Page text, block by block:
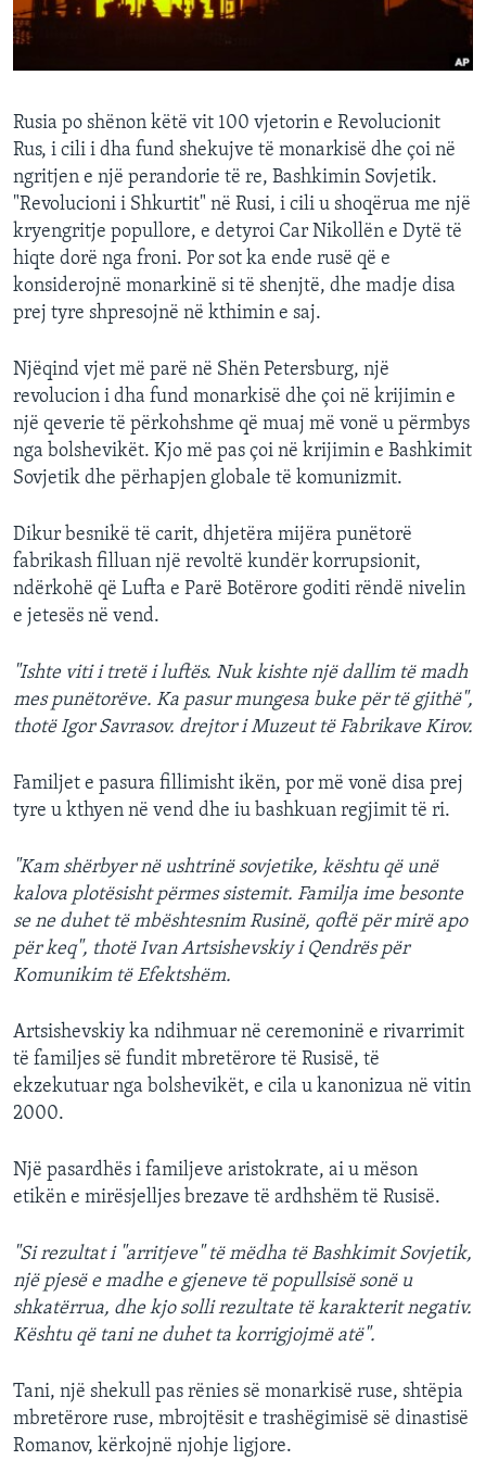
INTERVISTA
Rusia po shënon këtë vit 100 vjetorin e Revolucionit
Rus, i cili i dha fund shekujve të monarkisë dhe çoi në
ngritjen e një perandorie të re, Bashkimin Sovjetik.
"Revolucioni i Shkurtit" në Rusi, i cili u shoqërua me një
kryengritje popullore, e detyroi Car Nikollën e Dytë të
hiqte dorë nga froni. Por sot ka ende rusë që e
konsiderojnë monarkinë si të shenjtë, dhe madje disa
prej tyre shpresojnë në kthimin e saj.
Njëqind vjet më parë në Shën Petersburg, një
revolucion i dha fund monarkisë dhe çoi në krijimin e
një qeverie të përkohshme që muaj më vonë u përmbys
nga bolshevikët. Kjo më pas çoi në krijimin e Bashkimit
Sovjetik dhe përhapjen globale të komunizmit.
Dikur besnikë të carit, dhjetëra mijëra punëtorë
fabrikash filluan një revoltë kundër korrupsionit,
ndërkohë që Lufta e Parë Botërore goditi rëndë nivelin
e jetesës në vend.
"Ishte viti i tretë i luftës. Nuk kishte një dallim të madh
mes punëtorëve. Ka pasur mungesa buke për të gjithë",
thotë Igor Savrasov. drejtor i Muzeut të Fabrikave Kirov.
Familjet e pasura fillimisht ikën, por më vonë disa prej
tyre u kthyen në vend dhe iu bashkuan regjimit të ri.
"Kam shërbyer në ushtrinë sovjetike, kështu që unë
kalova plotësisht përmes sistemit. Familja ime besonte
se ne duhet të mbështesnim Rusinë, qoftë për mirë apo
për keq", thotë Ivan Artsishevskiy i Qendrës për
Komunikim të Efektshëm.
Artsishevskiy ka ndihmuar në ceremoninë e rivarrimit
të familjes së fundit mbretërore të Rusisë, të
ekzekutuar nga bolshevikët, e cila u kanonizua në vitin
2000.
Një pasardhës i familjeve aristokrate, ai u mëson
etikën e mirësjelljes brezave të ardhshëm të Rusisë.
"Si rezultat i "arritjeve" të mëdha të Bashkimit Sovjetik,
një pjesë e madhe e gjeneve të popullsisë sonë u
shkatërrua, dhe kjo solli rezultate të karakterit negativ.
Kështu që tani ne duhet ta korrigjojmë atë".
Tani, një shekull pas rënies së monarkisë ruse, shtëpia
mbretërore ruse, mbrojtësit e trashëgimisë së dinastisë
Romanov, kërkojnë njohje ligjore.